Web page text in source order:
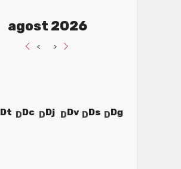
<
agost 2026
>
Dt Dc Dj Dv Ds Dg